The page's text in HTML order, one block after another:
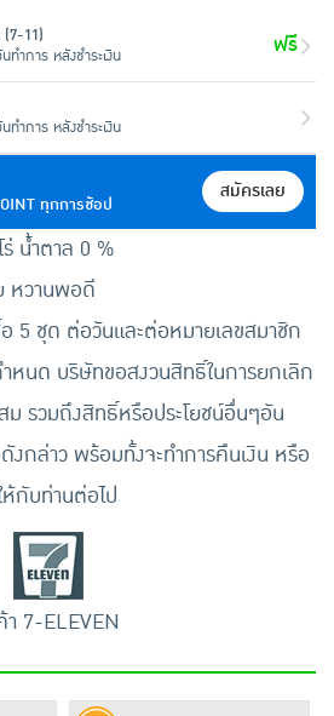
ทุกการช้อป
สมัครเลย
น้ำตาล 0 %
หวานพอดี
5 ชุด ต่อวันและต่อหมายเลขสมาชิก
หนด บริษัทขอสงวนสิทธิ์ในการยกเลิก
ม รวมถึงสิทธิ์หรือประโยชน์อื่นๆอัน
งกล่าว พร้อมทั้งจะทำการคืนเงิน หรือ
ห้กับท่านต่อไป
(7-11)
ำการ หลังชำระเงิน
ฟรี
ำการ หลังชำระเงิน
7-ELEVEN